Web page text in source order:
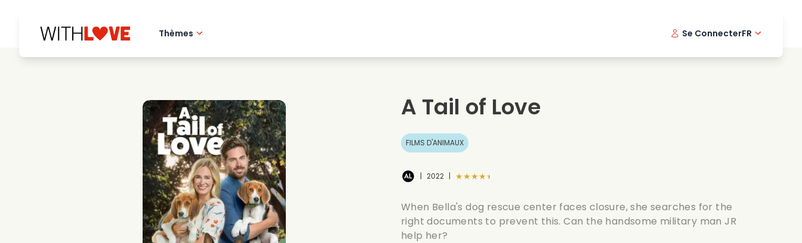
Thèmes
Mysteres
Date films
Series romantiques
Se ConnecterFR
A Tail of Love
FILMS D'ANIMAUX
| 2022 | ★★★★★
When Bella's dog rescue center faces closure, she searches for the
right documents to prevent this. Can the handsome military man JR
help her?